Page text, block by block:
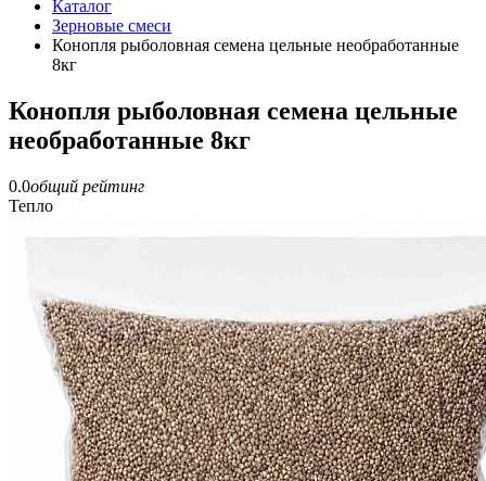
Каталог
Зерновые смеси
Конопля рыболовная семена цельные необработанные
8кг
Конопля рыболовная семена цельные
необработанные 8кг
0.0общий рейтинг
Тепло